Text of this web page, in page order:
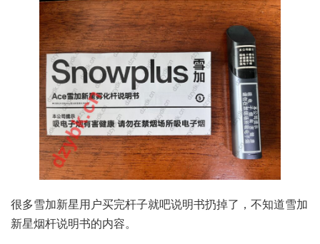
很多雪加新星用户买完杆子就吧说明书扔掉了，不知道雪加
新星烟杆说明书的内容。